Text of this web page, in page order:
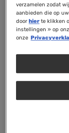
verzamelen zodat
aanbieden die op
doorhierte klikken
instellingen » op
onze